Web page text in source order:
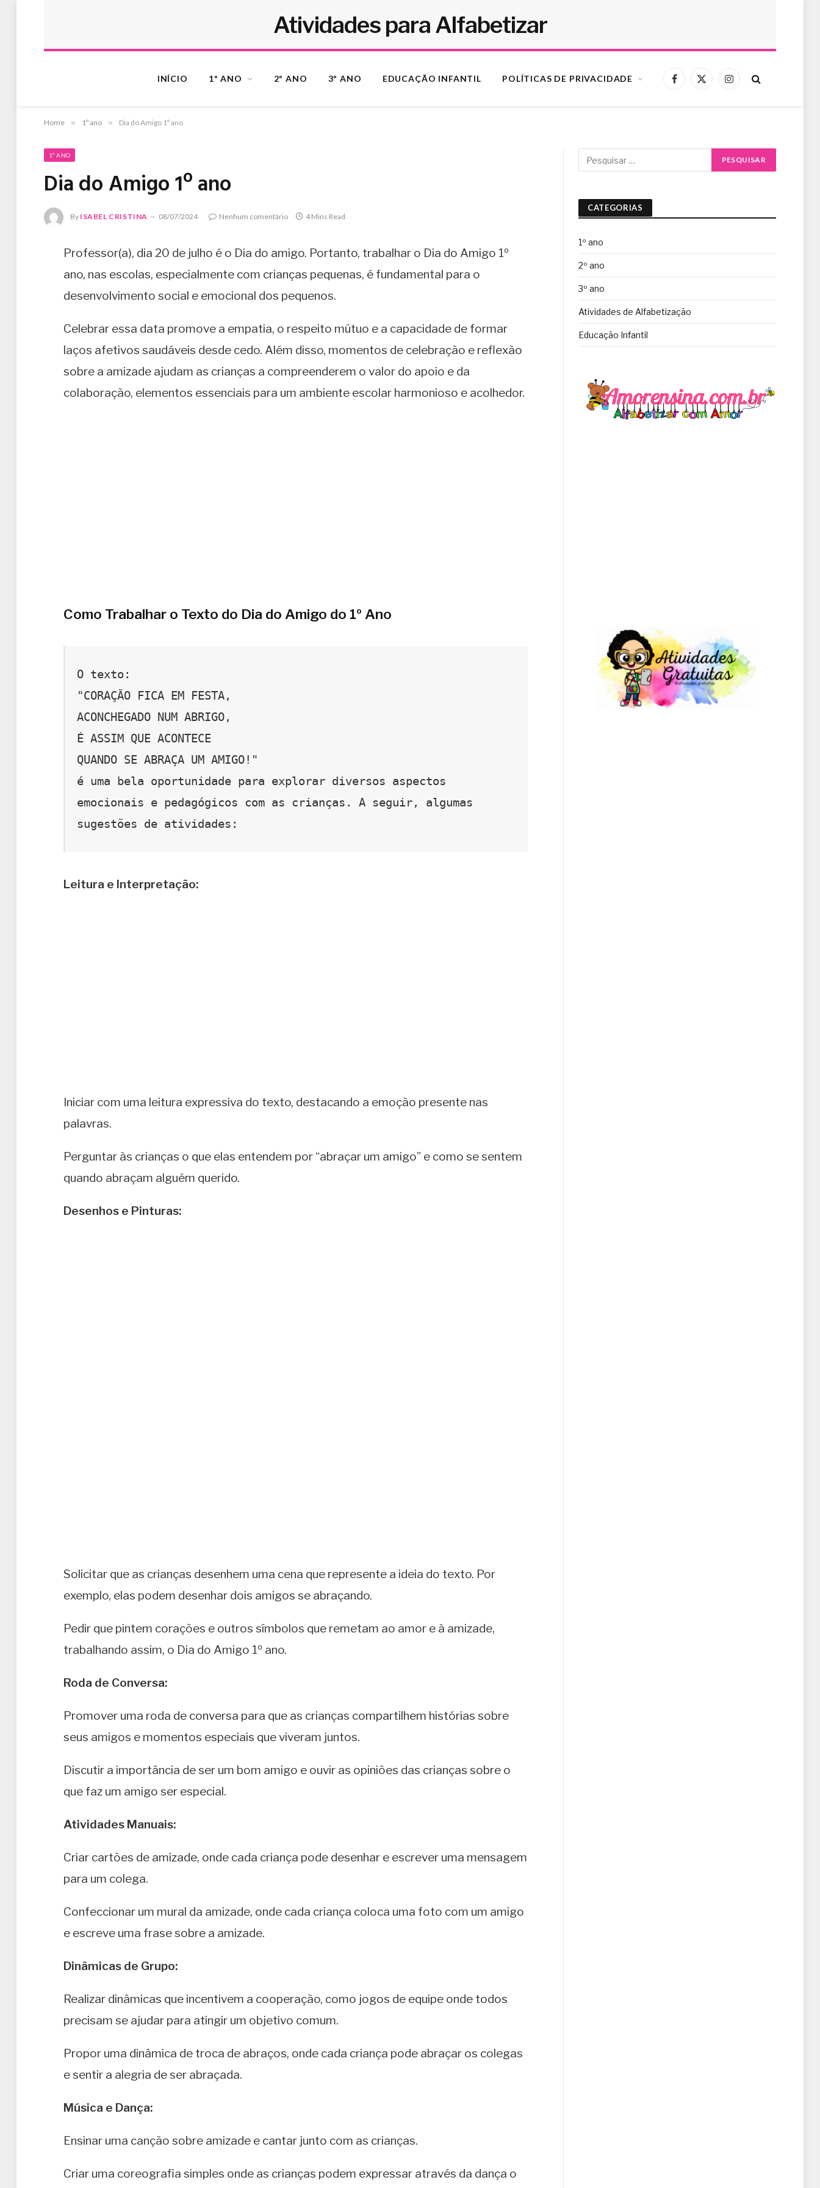
Atividades para Alfabetizar
INÍCIO 1º ANO 2º ANO 3º ANO EDUCAÇÃO INFANTIL POLÍTICAS DE PRIVACIDADE
Facebook
X
Instagram
Home » 1º ano » Dia do Amigo 1º ano
1º ANO
Dia do Amigo 1º ano
By ISABEL CRISTINA 08/07/2024 Nenhum comentário 4 Mins Read
Professor(a), dia 20 de julho é o Dia do amigo. Portanto, trabalhar o Dia do Amigo 1º
ano, nas escolas, especialmente com crianças pequenas, é fundamental para o
desenvolvimento social e emocional dos pequenos.
Celebrar essa data promove a empatia, o respeito mútuo e a capacidade de formar
laços afetivos saudáveis desde cedo. Além disso, momentos de celebração e reflexão
sobre a amizade ajudam as crianças a compreenderem o valor do apoio e da
colaboração, elementos essenciais para um ambiente escolar harmonioso e acolhedor.
Como Trabalhar o Texto do Dia do Amigo do 1º Ano
O texto:
"CORAÇÃO FICA EM FESTA,
ACONCHEGADO NUM ABRIGO,
É ASSIM QUE ACONTECE
QUANDO SE ABRAÇA UM AMIGO!"
é uma bela oportunidade para explorar diversos aspectos
emocionais e pedagógicos com as crianças. A seguir, algumas
sugestões de atividades:
Leitura e Interpretação:
Iniciar com uma leitura expressiva do texto, destacando a emoção presente nas
palavras.
Perguntar às crianças o que elas entendem por “abraçar um amigo” e como se sentem
quando abraçam alguém querido.
Desenhos e Pinturas:
Solicitar que as crianças desenhem uma cena que represente a ideia do texto. Por
exemplo, elas podem desenhar dois amigos se abraçando.
Pedir que pintem corações e outros símbolos que remetam ao amor e à amizade,
trabalhando assim, o Dia do Amigo 1º ano.
Roda de Conversa:
Promover uma roda de conversa para que as crianças compartilhem histórias sobre
seus amigos e momentos especiais que viveram juntos.
Discutir a importância de ser um bom amigo e ouvir as opiniões das crianças sobre o
que faz um amigo ser especial.
Atividades Manuais:
Criar cartões de amizade, onde cada criança pode desenhar e escrever uma mensagem
para um colega.
Confeccionar um mural da amizade, onde cada criança coloca uma foto com um amigo
e escreve uma frase sobre a amizade.
Dinâmicas de Grupo:
Realizar dinâmicas que incentivem a cooperação, como jogos de equipe onde todos
precisam se ajudar para atingir um objetivo comum.
Propor uma dinâmica de troca de abraços, onde cada criança pode abraçar os colegas
e sentir a alegria de ser abraçada.
Música e Dança:
Ensinar uma canção sobre amizade e cantar junto com as crianças.
Criar uma coreografia simples onde as crianças podem expressar através da dança o
CATEGORIAS
1º ano
2º ano
3º ano
Atividades de Alfabetização
Educação Infantil